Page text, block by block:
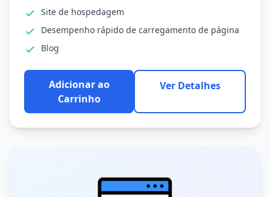
Site de hospedagem
Desempenho rápido de carregamento de página
Blog
Adicionar ao
Carrinho
Ver Detalhes